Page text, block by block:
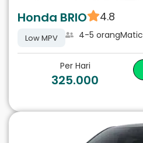
Honda BRIO 4.8
Low MPV 4-5 orangMatic
Per Hari
325.000